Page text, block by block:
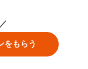
をもらう